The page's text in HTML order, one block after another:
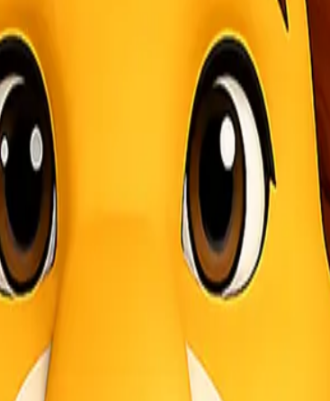
tanggung jawab utamanya meliputi:
jawab untuk menerima dan memeriksa kondisi barang.
rusak atau hilang.
seperti formulir bea cukai (jika pengiriman
distributor atau gudang, mereka bertanggung jawab
consignee harus segera melaporkan kondisi barang
jawab untuk membayar biaya pengiriman atau bea
mendistribusikan barang tersebut kepada pelanggan
atau siapa pun yang bertanggung jawab untuk
yang menjadi tujuan akhir dari pengiriman.
(penitipan barang), kepemilikan barang tetap